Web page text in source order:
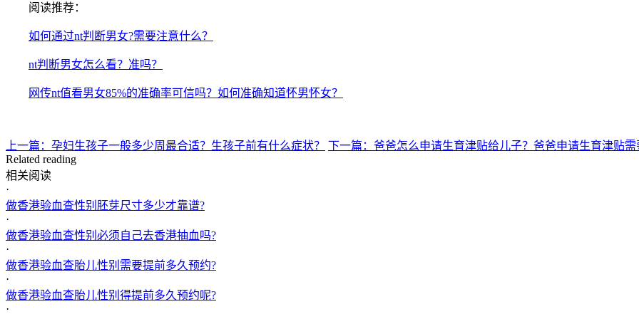
阅读推荐：
如何通过nt判断男女?需要注意什么？
nt判断男女怎么看？准吗？
网传nt值看男女85%的准确率可信吗？如何准确知道怀男怀女？
上一篇：孕妇生孩子一般多少周最合适？生孩子前有什么症状？
下一篇：爸爸怎么申请生育津贴给儿子？爸爸申请生育津贴需
Related reading
相关阅读
·
做香港验血查性别胚芽尺寸多少才靠谱?
·
做香港验血查性别必须自己去香港抽血吗?
·
做香港验血查胎儿性别需要提前多久预约?
·
做香港验血查胎儿性别得提前多久预约呢?
·